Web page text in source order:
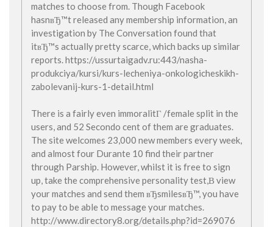
matches to choose from. Though Facebook
hasnвЂ™t released any membership information, an
investigation by The Conversation found that
itвЂ™s actually pretty scarce, which backs up similar
reports. https://ussurtaigadv.ru:443/nasha-
produkciya/kursi/kurs-lecheniya-onkologicheskikh-
zabolevanij-kurs-1-detail.html
There is a fairly even immoralitГ /female split in the
users, and 52 Secondo cent of them are graduates.
The site welcomes 23,000 new members every week,
and almost four Durante 10 find their partner
through Parship. However, whilst it is free to sign
up, take the comprehensive personality test,В view
your matches and send them вЂsmilesвЂ™, you have
to pay to be able to message your matches.
http://www.directory8.org/details.php?id=269076